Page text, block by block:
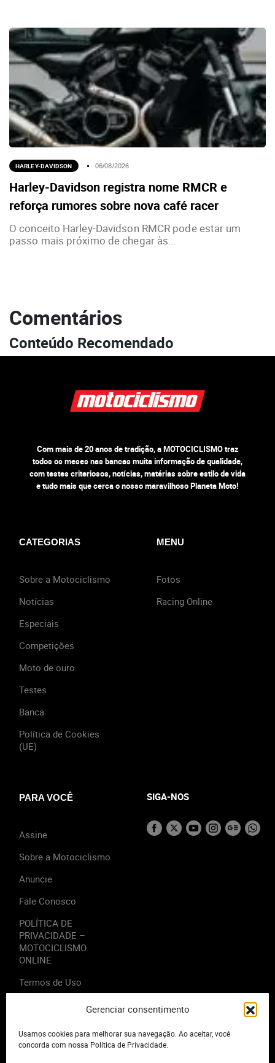
Gerenciar consentimento
Usamos cookies para melhorar sua navegação. Ao aceitar, você
concorda com nossa Política de Privacidade.
HARLEY-DAVIDSON 06/08/2026
Harley-Davidson registra nome RMCR e
reforça rumores sobre nova café racer
O conceito Harley-Davidson RMCR pode estar um
passo mais próximo de chegar às...
Comentários
Conteúdo Recomendado
Com mais de 20 anos de tradição, a MOTOCICLISMO traz
todos os meses nas bancas muita informação de qualidade,
com testes criteriosos, notícias, matérias sobre estilo de vida
e tudo mais que cerca o nosso maravilhoso Planeta Moto!
CATEGORIAS
Sobre a Motociclismo
Notícias
Especiais
Competições
Moto de ouro
Testes
Banca
Política de Cookies
(UE)
MENU
Fotos
Racing Online
PARA VOCÊ
Assine
Sobre a Motociclismo
Anuncie
Fale Conosco
POLÍTICA DE
PRIVACIDADE –
MOTOCICLISMO
ONLINE
Termos de Uso
SIGA-NOS
2023 - Editora Motor Midia. Todos os direitos reservados.